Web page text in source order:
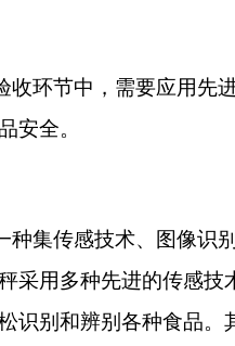
收环节中，需要应用先
安全。
种集传感技术、图像识
采用多种先进的传感
识别和辨别各种食品